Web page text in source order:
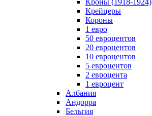
Кроны (1918-1924)
Крейцеры
Короны
1 евро
50 евроцентов
20 евроцентов
10 евроцентов
5 евроцентов
2 евроцента
1 евроцент
Албания
Андорра
Бельгия